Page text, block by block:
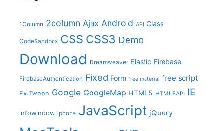
1Column 2column Ajax Android API Class
CodeSandbox CSS CSS3 Demo
Download Dreamweaver Elastic Firebase
FirebaseAuthentication Fixed Form free material free script
Fx.Tween Google GoogleMap HTML5 HTML5API IE
infowindow iphone JavaScript jQuery